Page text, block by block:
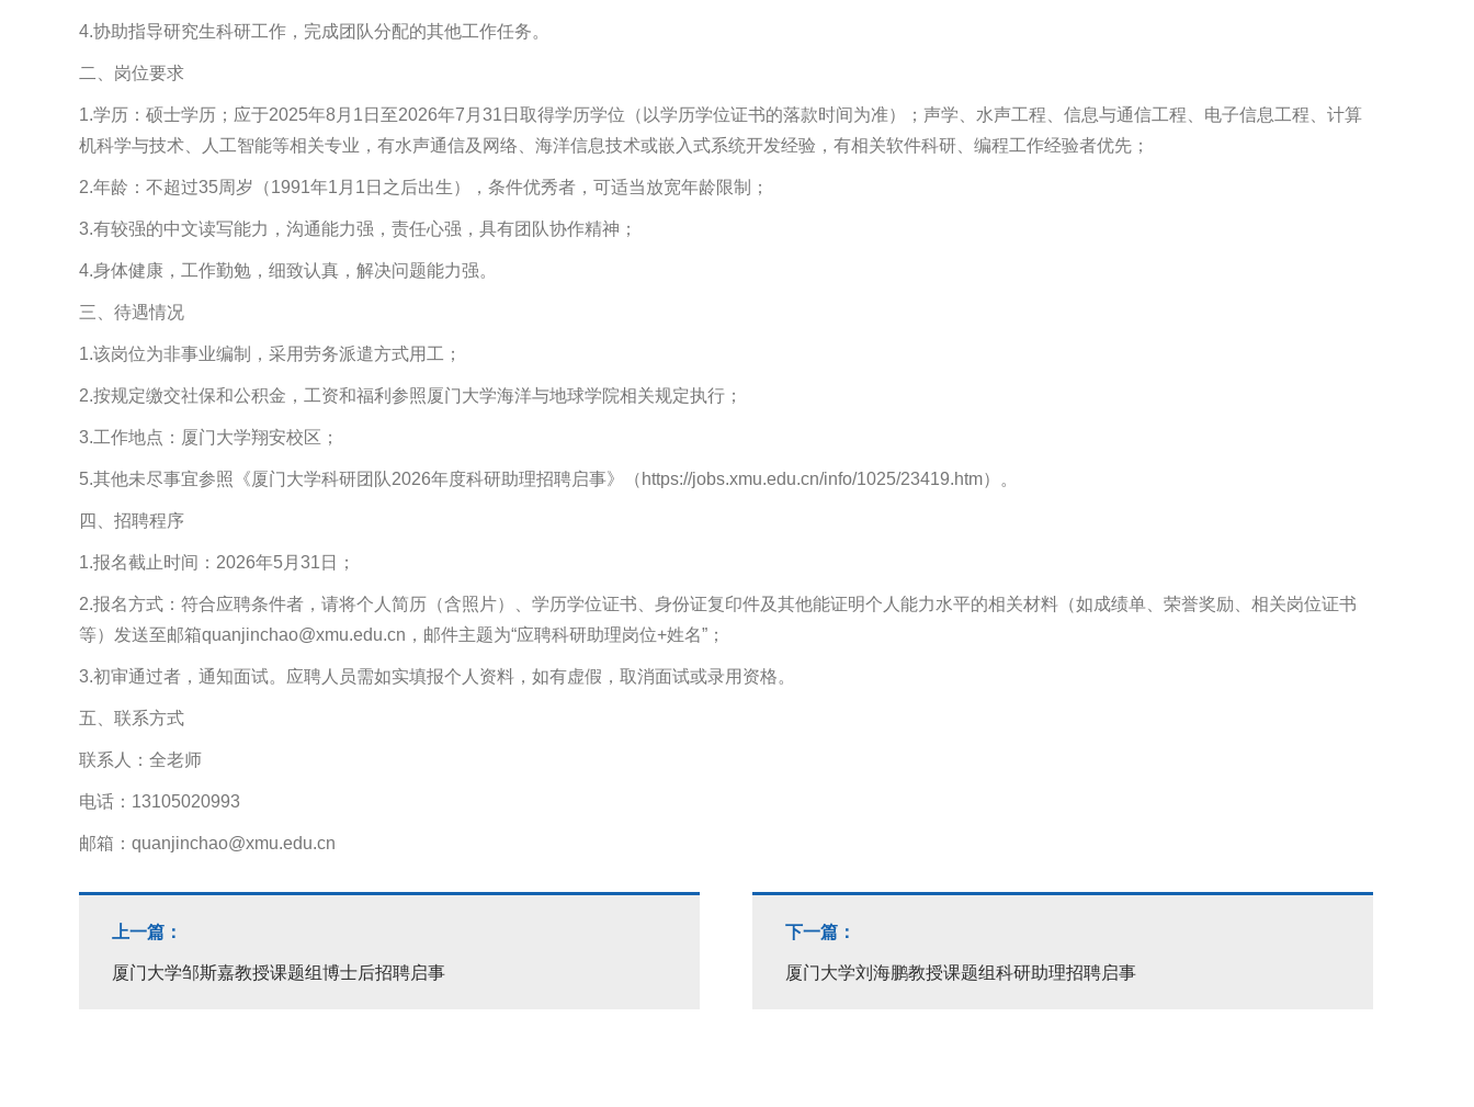
4.协助指导研究生科研工作，完成团队分配的其他工作任务。
二、岗位要求
1.学历：硕士学历；应于2025年8月1日至2026年7月31日取得学历学位（以学历学位证书的落款时间为准）；声学、水声工程、信息与通信工程、电子信息工程、计算
机科学与技术、人工智能等相关专业，有水声通信及网络、海洋信息技术或嵌入式系统开发经验，有相关软件科研、编程工作经验者优先；
2.年龄：不超过35周岁（1991年1月1日之后出生），条件优秀者，可适当放宽年龄限制；
3.有较强的中文读写能力，沟通能力强，责任心强，具有团队协作精神；
4.身体健康，工作勤勉，细致认真，解决问题能力强。
三、待遇情况
1.该岗位为非事业编制，采用劳务派遣方式用工；
2.按规定缴交社保和公积金，工资和福利参照厦门大学海洋与地球学院相关规定执行；
3.工作地点：厦门大学翔安校区；
5.其他未尽事宜参照《厦门大学科研团队2026年度科研助理招聘启事》（https://jobs.xmu.edu.cn/info/1025/23419.htm）。
四、招聘程序
1.报名截止时间：2026年5月31日；
2.报名方式：符合应聘条件者，请将个人简历（含照片）、学历学位证书、身份证复印件及其他能证明个人能力水平的相关材料（如成绩单、荣誉奖励、相关岗位证书
等）发送至邮箱quanjinchao@xmu.edu.cn，邮件主题为“应聘科研助理岗位+姓名”；
3.初审通过者，通知面试。应聘人员需如实填报个人资料，如有虚假，取消面试或录用资格。
五、联系方式
联系人：全老师
电话：13105020993
邮箱：quanjinchao@xmu.edu.cn
上一篇：
厦门大学邹斯嘉教授课题组博士后招聘启事
下一篇：
厦门大学刘海鹏教授课题组科研助理招聘启事